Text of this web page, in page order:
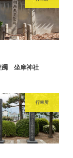
躅 坐摩神社
行幸所